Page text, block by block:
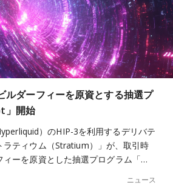
ルダーフィーを原資とする抽選プ
」開始
）のHIP-3を利用するデリバテ
ラティウム（Stratium）」が、取引時
ィーを原資とした抽選プログラム「…
ニュース